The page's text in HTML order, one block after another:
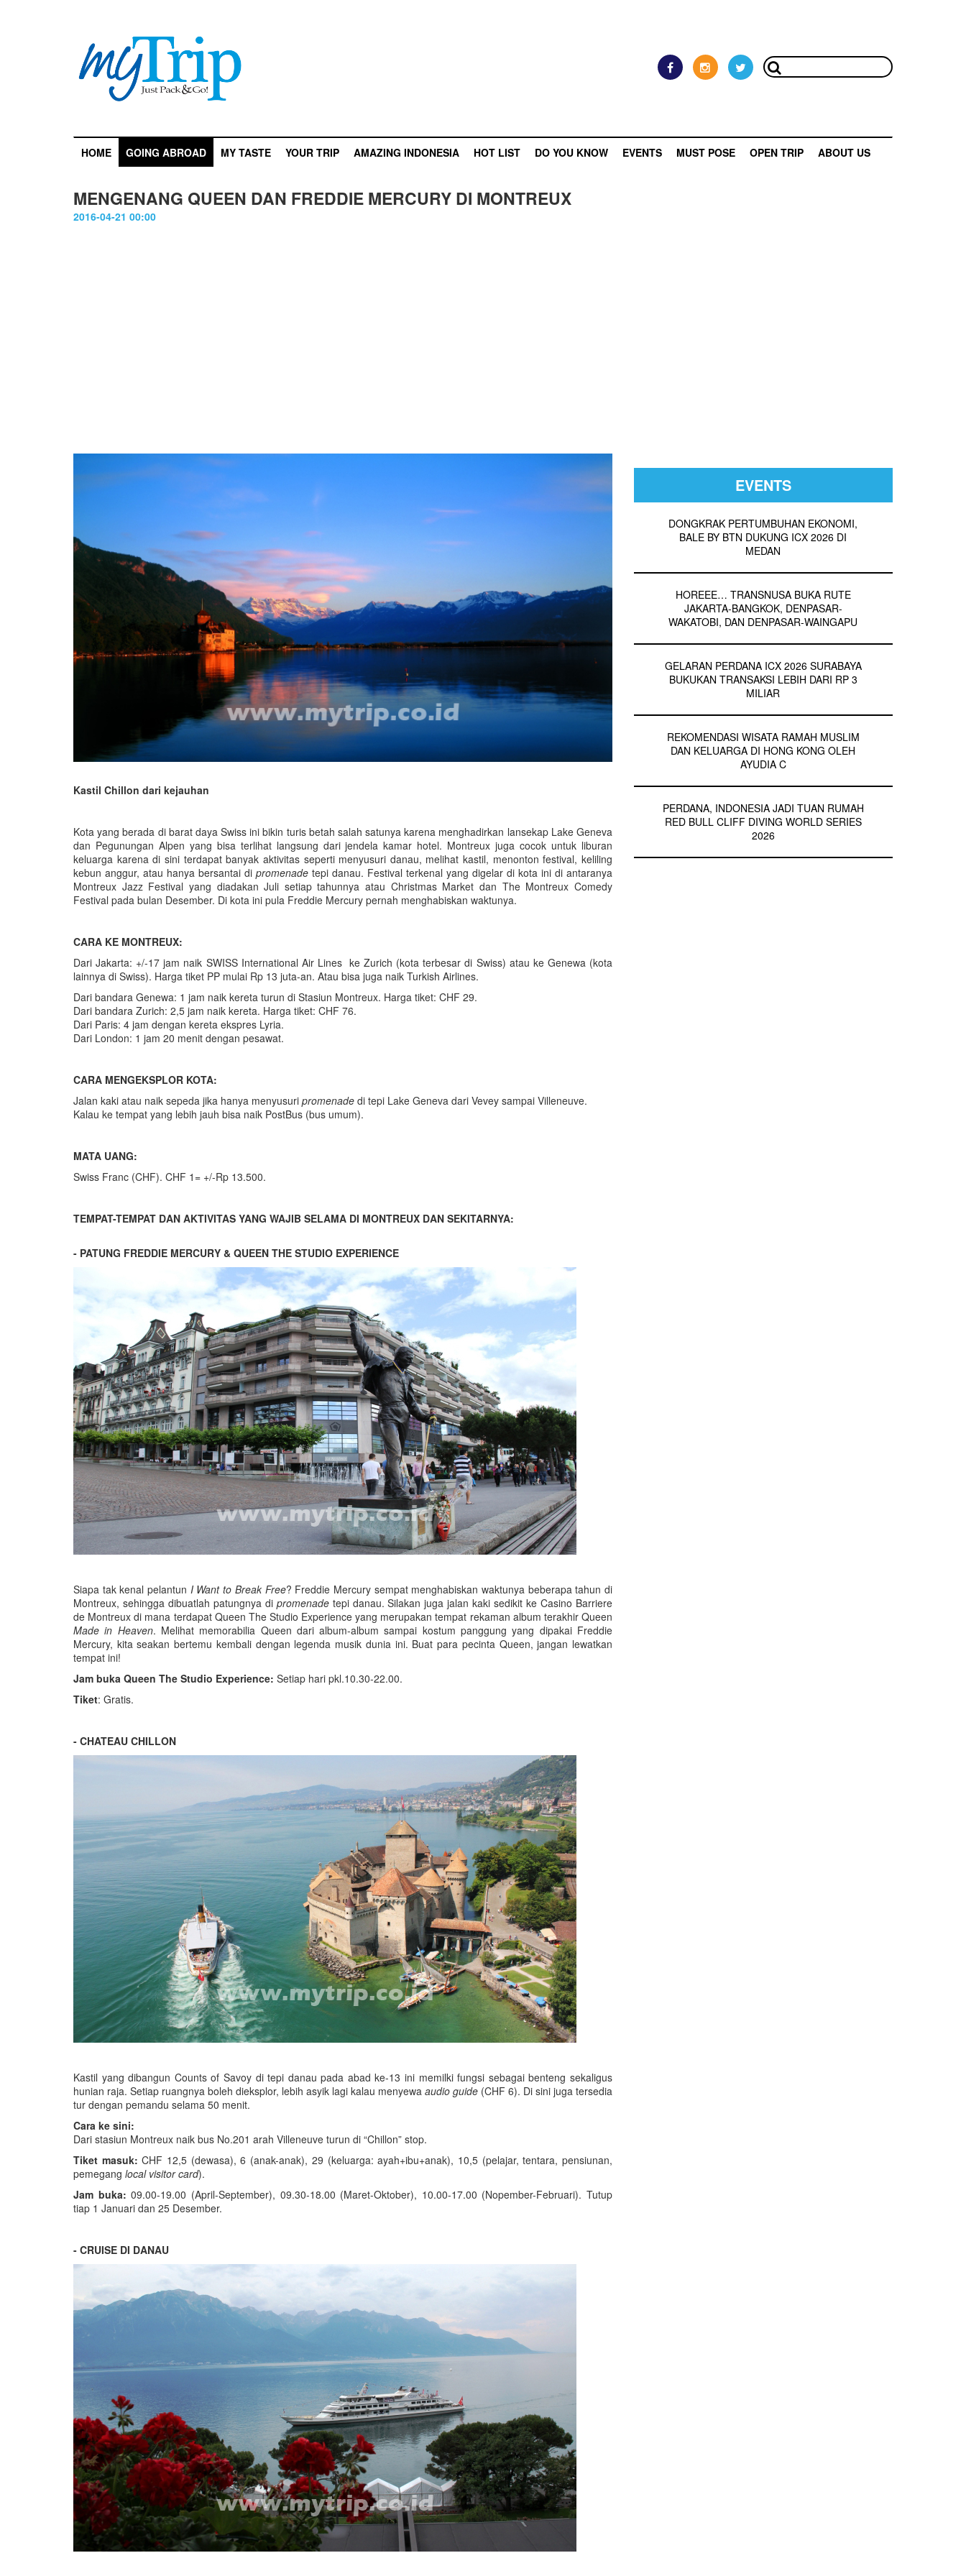
HOME GOING ABROAD MY TASTE YOUR TRIP AMAZING INDONESIA HOT LIST DO YOU KNOW EVENTS MUST POSE OPEN TRIP ABOUT US
MENGENANG QUEEN DAN FREDDIE MERCURY DI MONTREUX
2016-04-21 00:00
Kastil Chillon dari kejauhan
Kota yang berada di barat daya Swiss ini bikin turis betah salah satunya karena menghadirkan lansekap Lake Geneva
dan Pegunungan Alpen yang bisa terlihat langsung dari jendela kamar hotel. Montreux juga cocok untuk liburan
keluarga karena di sini terdapat banyak aktivitas seperti menyusuri danau, melihat kastil, menonton festival, keliling
kebun anggur, atau hanya bersantai di promenade tepi danau. Festival terkenal yang digelar di kota ini di antaranya
Montreux Jazz Festival yang diadakan Juli setiap tahunnya atau Christmas Market dan The Montreux Comedy
Festival pada bulan Desember. Di kota ini pula Freddie Mercury pernah menghabiskan waktunya.
CARA KE MONTREUX:
Dari Jakarta: +/-17 jam naik SWISS International Air Lines ke Zurich (kota terbesar di Swiss) atau ke Genewa (kota
lainnya di Swiss). Harga tiket PP mulai Rp 13 juta-an. Atau bisa juga naik Turkish Airlines.
Dari bandara Genewa: 1 jam naik kereta turun di Stasiun Montreux. Harga tiket: CHF 29.
Dari bandara Zurich: 2,5 jam naik kereta. Harga tiket: CHF 76.
Dari Paris: 4 jam dengan kereta ekspres Lyria.
Dari London: 1 jam 20 menit dengan pesawat.
CARA MENGEKSPLOR KOTA:
Jalan kaki atau naik sepeda jika hanya menyusuri promenade di tepi Lake Geneva dari Vevey sampai Villeneuve.
Kalau ke tempat yang lebih jauh bisa naik PostBus (bus umum).
MATA UANG:
Swiss Franc (CHF). CHF 1= +/-Rp 13.500.
TEMPAT-TEMPAT DAN AKTIVITAS YANG WAJIB SELAMA DI MONTREUX DAN SEKITARNYA:
- PATUNG FREDDIE MERCURY & QUEEN THE STUDIO EXPERIENCE
Siapa tak kenal pelantun I Want to Break Free? Freddie Mercury sempat menghabiskan waktunya beberapa tahun di
Montreux, sehingga dibuatlah patungnya di promenadetepi danau. Silakan juga jalan kaki sedikit ke Casino Barriere
de Montreux di mana terdapat Queen The Studio Experience yang merupakan tempat rekaman album terakhir Queen
Made in Heaven. Melihat memorabilia Queen dari album-album sampai kostum panggung yang dipakai Freddie
Mercury, kita seakan bertemu kembali dengan legenda musik dunia ini. Buat para pecinta Queen, jangan lewatkan
tempat ini!
Jam buka Queen The Studio Experience: Setiap hari pkl.10.30-22.00.
Tiket: Gratis.
- CHATEAU CHILLON
Kastil yang dibangun Counts of Savoy di tepi danau pada abad ke-13 ini memilki fungsi sebagai benteng sekaligus
hunian raja. Setiap ruangnya boleh dieksplor, lebih asyik lagi kalau menyewa audio guide (CHF 6). Di sini juga tersedia
tur dengan pemandu selama 50 menit.
Cara ke sini:
Dari stasiun Montreux naik bus No.201 arah Villeneuve turun di “Chillon” stop.
Tiket masuk:CHF 12,5 (dewasa), 6 (anak-anak), 29 (keluarga: ayah+ibu+anak), 10,5 (pelajar, tentara, pensiunan,
pemegang local visitor card).
Jam buka:09.00-19.00 (April-September), 09.30-18.00 (Maret-Oktober), 10.00-17.00 (Nopember-Februari). Tutup
tiap 1 Januari dan 25 Desember.
- CRUISE DI DANAU
EVENTS
DONGKRAK PERTUMBUHAN EKONOMI,
BALE BY BTN DUKUNG ICX 2026 DI
MEDAN
HOREEE… TRANSNUSA BUKA RUTE
JAKARTA-BANGKOK, DENPASAR-
WAKATOBI, DAN DENPASAR-WAINGAPU
GELARAN PERDANA ICX 2026 SURABAYA
BUKUKAN TRANSAKSI LEBIH DARI RP 3
MILIAR
REKOMENDASI WISATA RAMAH MUSLIM
DAN KELUARGA DI HONG KONG OLEH
AYUDIA C
PERDANA, INDONESIA JADI TUAN RUMAH
RED BULL CLIFF DIVING WORLD SERIES
2026